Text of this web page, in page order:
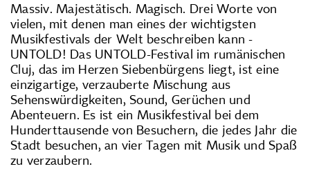
Massiv. Majestätisch. Magisch. Drei Worte von
vielen, mit denen man eines der wichtigsten
Musikfestivals der Welt beschreiben kann -
UNTOLD! Das UNTOLD-Festival im rumänischen
Cluj, das im Herzen Siebenbürgens liegt, ist eine
einzigartige, verzauberte Mischung aus
Sehenswürdigkeiten, Sound, Gerüchen und
Abenteuern. Es ist ein Musikfestival bei dem
Hunderttausende von Besuchern, die jedes Jahr die
Stadt besuchen, an vier Tagen mit Musik und Spaß
zu verzaubern.